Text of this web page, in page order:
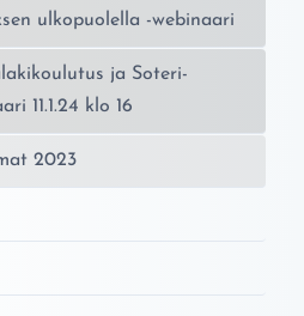
ulkopuolella -webinaari
ja Soteri-
11.1.24 klo 16
2023